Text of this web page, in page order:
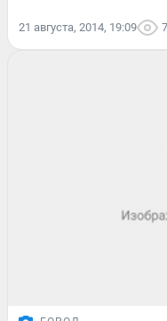
21 августа, 2014, 19:09